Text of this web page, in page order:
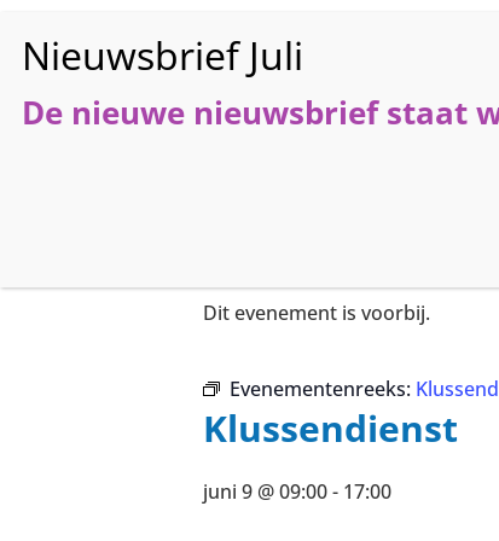
Dit evenement is voorbij.
Evenementenreeks:
Klussendienst
juni 9 @ 09:00- 17:00
De nieuwe nieuwsbrief staat